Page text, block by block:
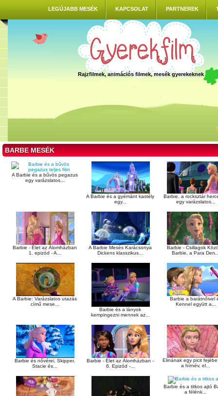
LEGÚJABB MESÉK KAPCSOLAT PARTNEREK
Rajzfilmek, animációs filmek, mesék gyerekeknek
BARBE MESÉK
A Barbie és a bűvös pegazus
egy varázslatos...
A Barbie és a gyémánt kastély
egy...
Barbie, a rocksztár
egy varázslatos...
Barbie - Élet az Álomházban
1. epizód - A...
A Barbie Mesés Karácsonya
Dickens klasszikus...
Barbie - Csillagok
Barbie, a Para
A Barbie: Varázslatos utazás
című mese...
Barbie és a lányok
kempingezni mennek az...
Barbie a barátnőivel
Kennel együtt a...
Barbie és nővérei, Skipper,
Stacie és...
Barbie - Élet az Álomházban -
6. Epizód -...
Elinának egy picit
a hírnév, el...
Barbie és a titkos ajtó
a félénk...